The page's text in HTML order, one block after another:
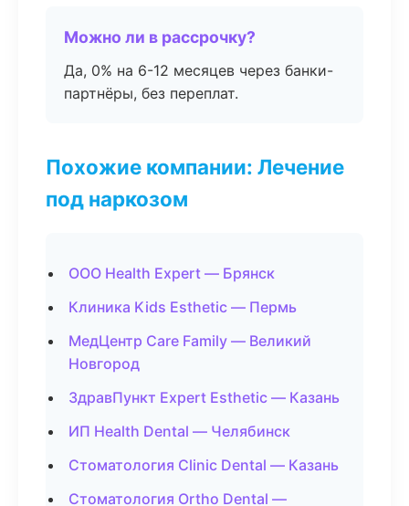
Можно ли в рассрочку?
Да, 0% на 6-12 месяцев через банки-
партнёры, без переплат.
Похожие компании: Лечение
под наркозом
ООО Health Expert — Брянск
Клиника Kids Esthetic — Пермь
МедЦентр Care Family — Великий
Новгород
ЗдравПункт Expert Esthetic — Казань
ИП Health Dental — Челябинск
Стоматология Clinic Dental — Казань
Стоматология Ortho Dental —